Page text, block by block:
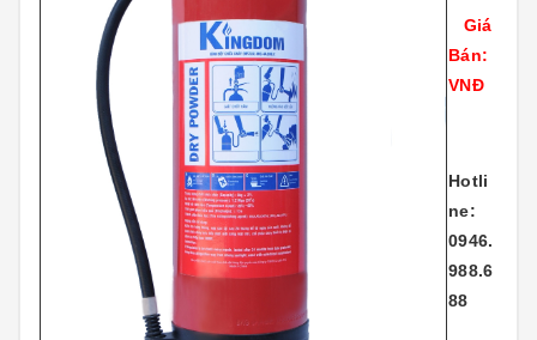
Giá
Bán:
VNĐ
Hotli
ne:
0946.
988.6
88